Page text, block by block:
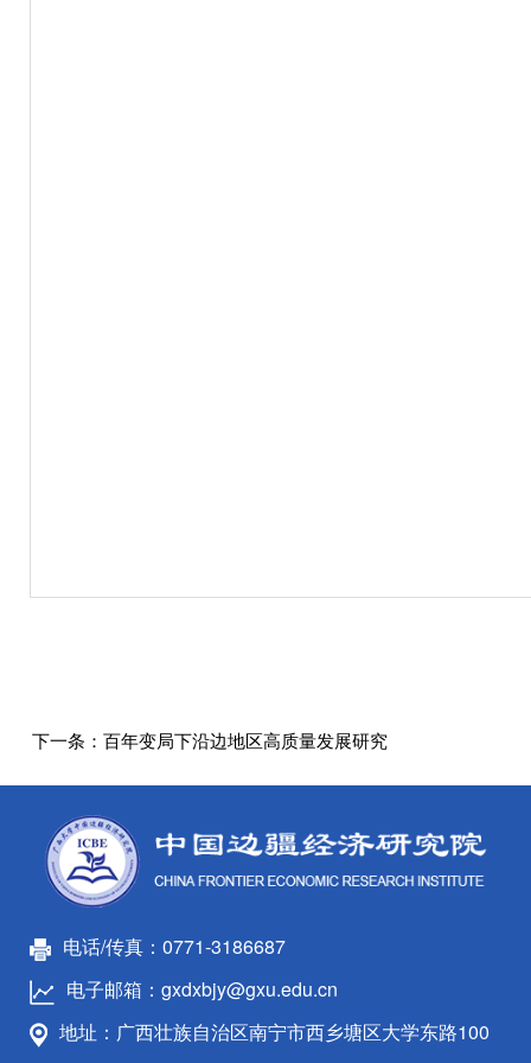
下一条： 百年变局下沿边地区高质量发展研究
电话/传真：0771-3186687
电子邮箱：gxdxbjy@gxu.edu.cn
地址：广西壮族自治区南宁市西乡塘区大学东路100